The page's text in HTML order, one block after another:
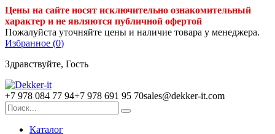
Цены на сайте носят исключительно ознакомительный
характер и не являются публичной офертой
Пожалуйста уточняйте цены и наличие товара у менеджера.
Избранное (0)
Здравствуйте, Гость
+7 978 084 77 94+7 978 691 95 70sales@dekker-it.com
Каталог